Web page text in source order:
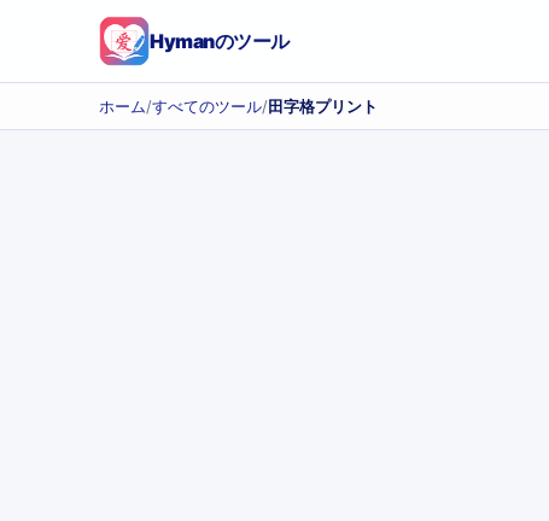
Hymanのツール
ホーム/すべてのツール/田字格プリント